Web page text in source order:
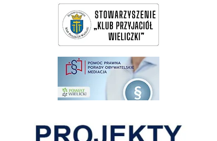
wieliczka-wieliczanie na bis
pomoc prawna wieliczka